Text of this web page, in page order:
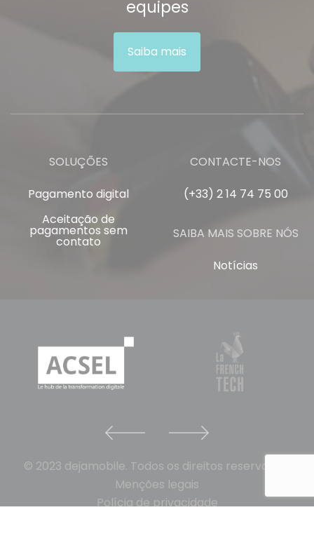
equipes
Saiba mais
SOLUÇÕES
Pagamento digital
Aceitação de
pagamentos sem
contato
CONTACTE-NOS
(+33) 2 14 74 75 00
SAIBA MAIS SOBRE NÓS
Notícias
© 2023 dejamobile. Todos os direitos reservados.
Menções legais
Polícia de privacidade